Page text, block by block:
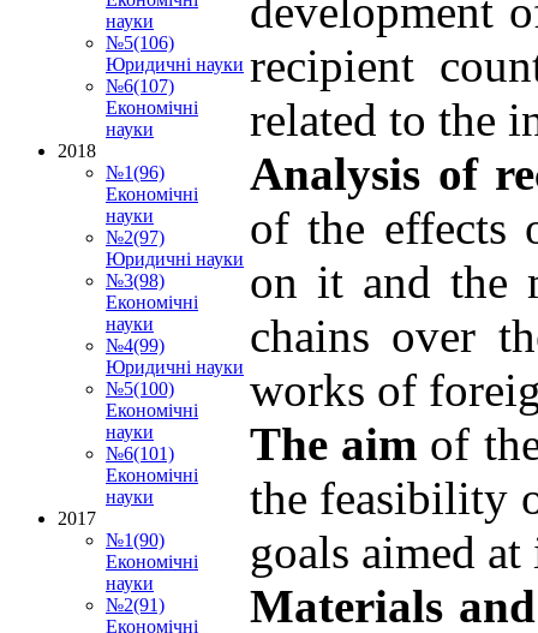
development
recipient
related to the
Analysis of
of the effects
on it and the
chains over
works of
The aim of
the feasibility
goals aimed
Materials
науки
№5(106)
Юридичні науки
№6(107)
Економічні
науки
2018
№1(96)
Економічні
науки
№2(97)
Юридичні науки
№3(98)
Економічні
науки
№4(99)
Юридичні науки
№5(100)
Економічні
науки
№6(101)
Економічні
науки
2017
№1(90)
Економічні
науки
№2(91)
Економічні